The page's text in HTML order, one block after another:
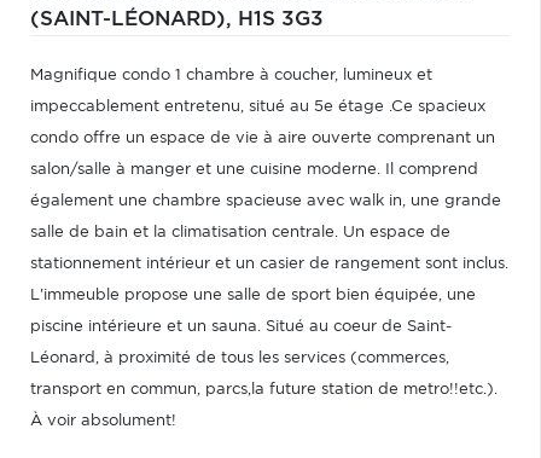
(SAINT-LÉONARD), H1S 3G3
Magnifique condo 1 chambre à coucher, lumineux et
impeccablement entretenu, situé au 5e étage .Ce spacieux
condo offre un espace de vie à aire ouverte comprenant un
salon/salle à manger et une cuisine moderne. Il comprend
également une chambre spacieuse avec walk in, une grande
salle de bain et la climatisation centrale. Un espace de
stationnement intérieur et un casier de rangement sont inclus.
L'immeuble propose une salle de sport bien équipée, une
piscine intérieure et un sauna. Situé au coeur de Saint-
Léonard, à proximité de tous les services (commerces,
transport en commun, parcs,la future station de metro!!etc.).
À voir absolument!